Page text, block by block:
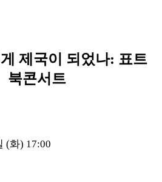
게 제국이 되었나: 표트
북콘서트
(화) 17:00